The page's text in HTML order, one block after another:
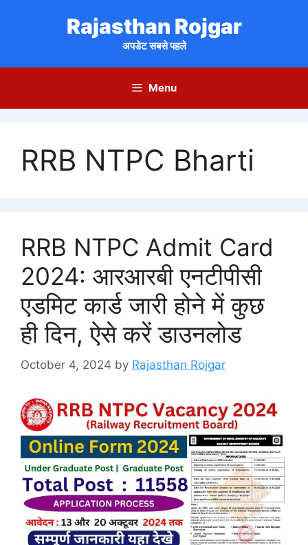
Rajasthan Rojgar
अपडेट सबसे पहले
Menu
RRB NTPC Bharti
RRB NTPC Admit Card
2024: आरआरबी एनटीपीसी
एडमिट कार्ड जारी होने में कुछ
ही दिन, ऐसे करें डाउनलोड
October 4, 2024 by Rajasthan Rojgar